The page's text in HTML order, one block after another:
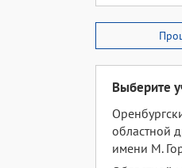
Выберите
областной
имени М.